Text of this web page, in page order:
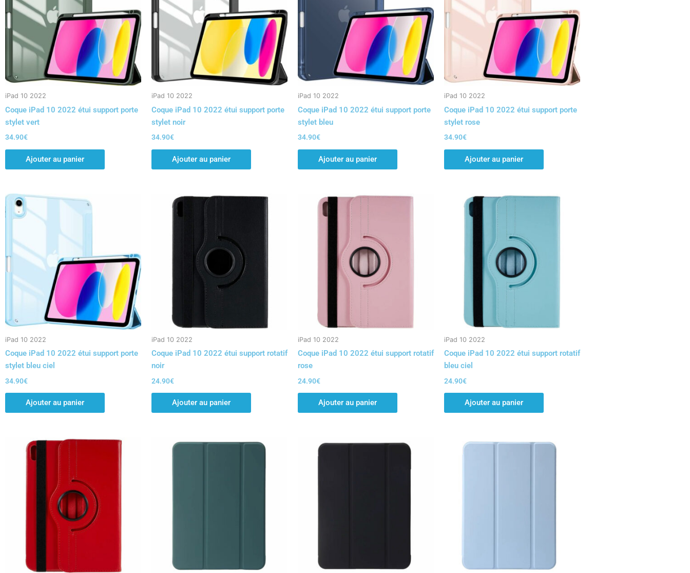
iPad 10 2022
Coque iPad 10 2022 étui support porte
stylet vert
34.90€
Ajouter au panier
iPad 10 2022
Coque iPad 10 2022 étui support porte
stylet noir
34.90€
Ajouter au panier
iPad 10 2022
Coque iPad 10 2022 étui support porte
stylet bleu
34.90€
Ajouter au panier
iPad 10 2022
Coque iPad 10 2022 étui support porte
stylet rose
34.90€
Ajouter au panier
iPad 10 2022
Coque iPad 10 2022 étui support porte
stylet bleu ciel
34.90€
Ajouter au panier
iPad 10 2022
Coque iPad 10 2022 étui support rotatif
noir
24.90€
Ajouter au panier
iPad 10 2022
Coque iPad 10 2022 étui support rotatif
rose
24.90€
Ajouter au panier
iPad 10 2022
Coque iPad 10 2022 étui support rotatif
bleu ciel
24.90€
Ajouter au panier